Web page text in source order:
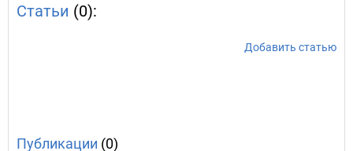
Статьи (0):
Добавить статью
Публикации (0)